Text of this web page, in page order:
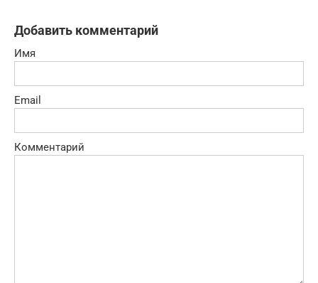
Добавить комментарий
Имя
Email
Комментарий